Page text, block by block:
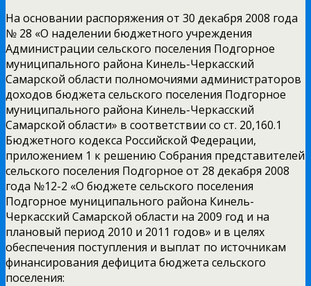
На основании распоряжения от 30 декабря 2008 года
№ 28 «О наделении бюджетного учреждения
Администрации сельского поселения Подгорное
муниципального района Кинель-Черкасский
Самарской области полномочиями администраторов
доходов бюджета сельского поселения Подгорное
муниципального района Кинель-Черкасский
Самарской области» в соответствии со ст. 20,160.1
Бюджетного кодекса Российской Федерации,
приложением 1 к решению Собрания представителей
сельского поселения Подгорное от 28 декабря 2008
года №12-2 «О бюджете сельского поселения
Подгорное муниципального района Кинель-
Черкасский Самарской области на 2009 год и на
плановый период 2010 и 2011 годов» и в целях
обеспечения поступления и выплат по источникам
финансирования дефицита бюджета сельского
поселения: